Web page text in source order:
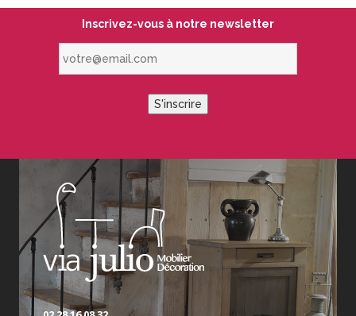
Inscrivez-vous à notre newsletter
S'inscrire